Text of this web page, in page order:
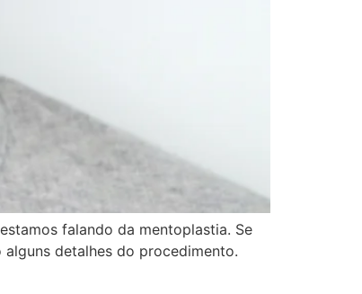
falando da mentoplastia. Se
detalhes do procedimento.